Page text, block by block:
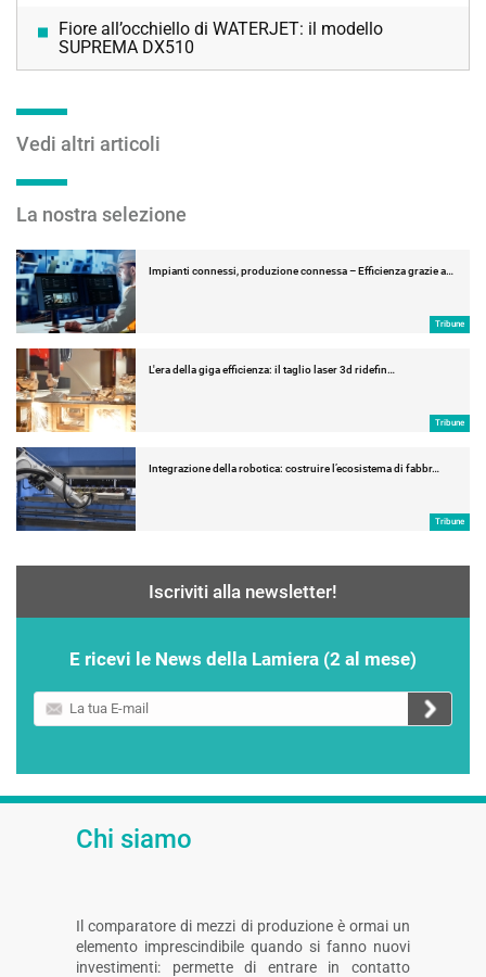
Fiore all’occhiello di WATERJET: il modello
SUPREMA DX510
Vedi altri articoli
La nostra selezione
Impianti connessi, produzione connessa – Efficienza grazie a…
Tribune
L'era della giga efficienza: il taglio laser 3d ridefin…
Tribune
Integrazione della robotica: costruire l’ecosistema di fabbr…
Tribune
Iscriviti alla newsletter!
E ricevi le News della Lamiera (2 al mese)
La
tua
Chi siamo
Il comparatore di mezzi di produzione è ormai un
elemento imprescindibile quando si fanno nuovi
investimenti: permette di entrare in contatto